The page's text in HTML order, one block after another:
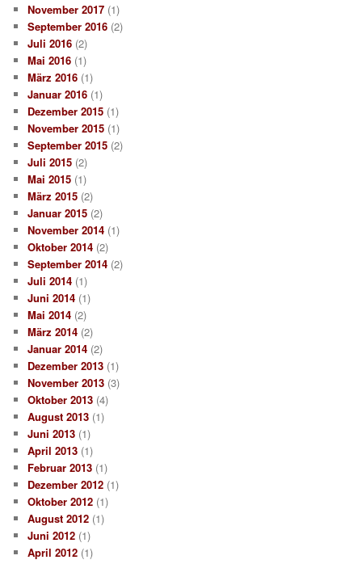
November 2017 (1)
September 2016 (2)
Juli 2016 (2)
Mai 2016 (1)
März 2016 (1)
Januar 2016 (1)
Dezember 2015 (1)
November 2015 (1)
September 2015 (2)
Juli 2015 (2)
Mai 2015 (1)
März 2015 (2)
Januar 2015 (2)
November 2014 (1)
Oktober 2014 (2)
September 2014 (2)
Juli 2014 (1)
Juni 2014 (1)
Mai 2014 (2)
März 2014 (2)
Januar 2014 (2)
Dezember 2013 (1)
November 2013 (3)
Oktober 2013 (4)
August 2013 (1)
Juni 2013 (1)
April 2013 (1)
Februar 2013 (1)
Dezember 2012 (1)
Oktober 2012 (1)
August 2012 (1)
Juni 2012 (1)
April 2012 (1)